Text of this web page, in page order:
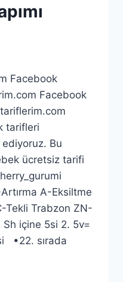
Facebook
Facebook
tarifleri
ediyoruz. Bu
ücretsiz tarifi
A-Eksiltme
Tekli Trabzon ZN-
Sh içine 5si 2. 5v=
•22. sırada